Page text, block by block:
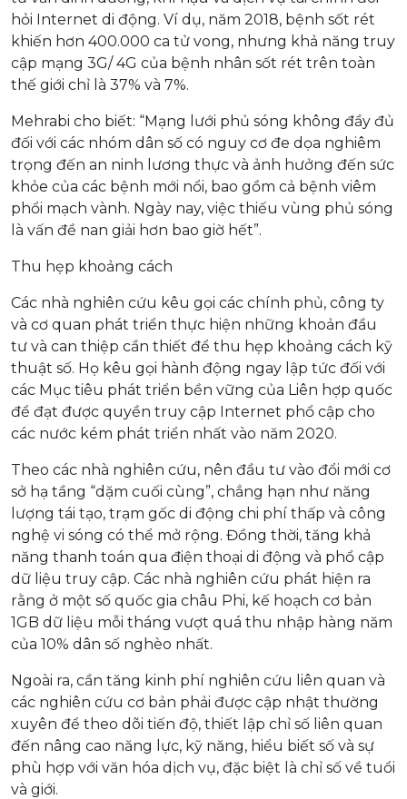
hỏi Internet di động. Ví dụ, năm 2018, bệnh sốt rét
khiến hơn 400.000 ca tử vong, nhưng khả năng truy
cập mạng 3G/ 4G của bệnh nhân sốt rét trên toàn
thế giới chỉ là 37% và 7%.
Mehrabi cho biết: “Mạng lưới phủ sóng không đầy đủ
đối với các nhóm dân số có nguy cơ đe dọa nghiêm
trọng đến an ninh lương thực và ảnh hưởng đến sức
khỏe của các bệnh mới nổi, bao gồm cả bệnh viêm
phổi mạch vành. Ngày nay, việc thiếu vùng phủ sóng
là vấn đề nan giải hơn bao giờ hết”.
Thu hẹp khoảng cách
Các nhà nghiên cứu kêu gọi các chính phủ, công ty
và cơ quan phát triển thực hiện những khoản đầu
tư và can thiệp cần thiết để thu hẹp khoảng cách kỹ
thuật số. Họ kêu gọi hành động ngay lập tức đối với
các Mục tiêu phát triển bền vững của Liên hợp quốc
để đạt được quyền truy cập Internet phổ cập cho
các nước kém phát triển nhất vào năm 2020.
Theo các nhà nghiên cứu, nên đầu tư vào đổi mới cơ
sở hạ tầng “dặm cuối cùng”, chẳng hạn như năng
lượng tái tạo, trạm gốc di động chi phí thấp và công
nghệ vi sóng có thể mở rộng. Đồng thời, tăng khả
năng thanh toán qua điện thoại di động và phổ cập
dữ liệu truy cập. Các nhà nghiên cứu phát hiện ra
rằng ở một số quốc gia châu Phi, kế hoạch cơ bản
1GB dữ liệu mỗi tháng vượt quá thu nhập hàng năm
của 10% dân số nghèo nhất.
Ngoài ra, cần tăng kinh phí nghiên cứu liên quan và
các nghiên cứu cơ bản phải được cập nhật thường
xuyên để theo dõi tiến độ, thiết lập chỉ số liên quan
đến nâng cao năng lực, kỹ năng, hiểu biết số và sự
phù hợp với văn hóa dịch vụ, đặc biệt là chỉ số về tuổi
và giới.